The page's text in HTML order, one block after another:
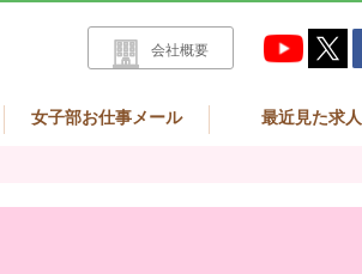
会社概要
女子部お仕事メール 最近見た求人